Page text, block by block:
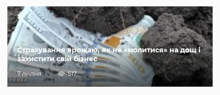
Страхування врожаю, як не «молитися» на дощ і
захистити свій бізнес
7 липня 517